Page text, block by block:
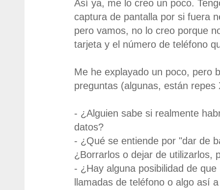
Así ya, me lo creo un poco.
captura de pantalla por si fuera
pero vamos, no lo creo porque
tarjeta y el número de teléfono
Me he explayado un poco, pero
preguntas (algunas, están repes
- ¿Alguien sabe si realmente
datos?
- ¿Qué se entiende por "dar de
¿Borrarlos o dejar de utilizarlos,
- ¿Hay alguna posibilidad de
llamadas de teléfono o algo así